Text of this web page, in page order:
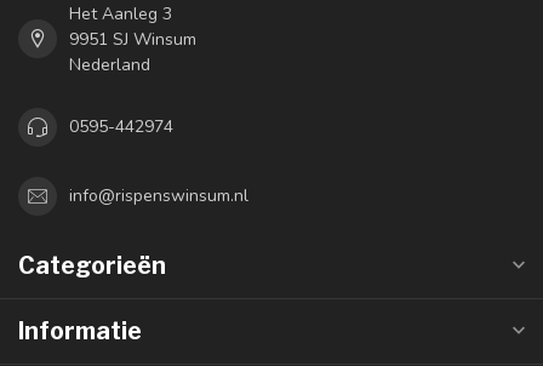
Het Aanleg 3
9951 SJ Winsum
Nederland
0595-442974
info@rispenswinsum.nl
Categorieën
Informatie